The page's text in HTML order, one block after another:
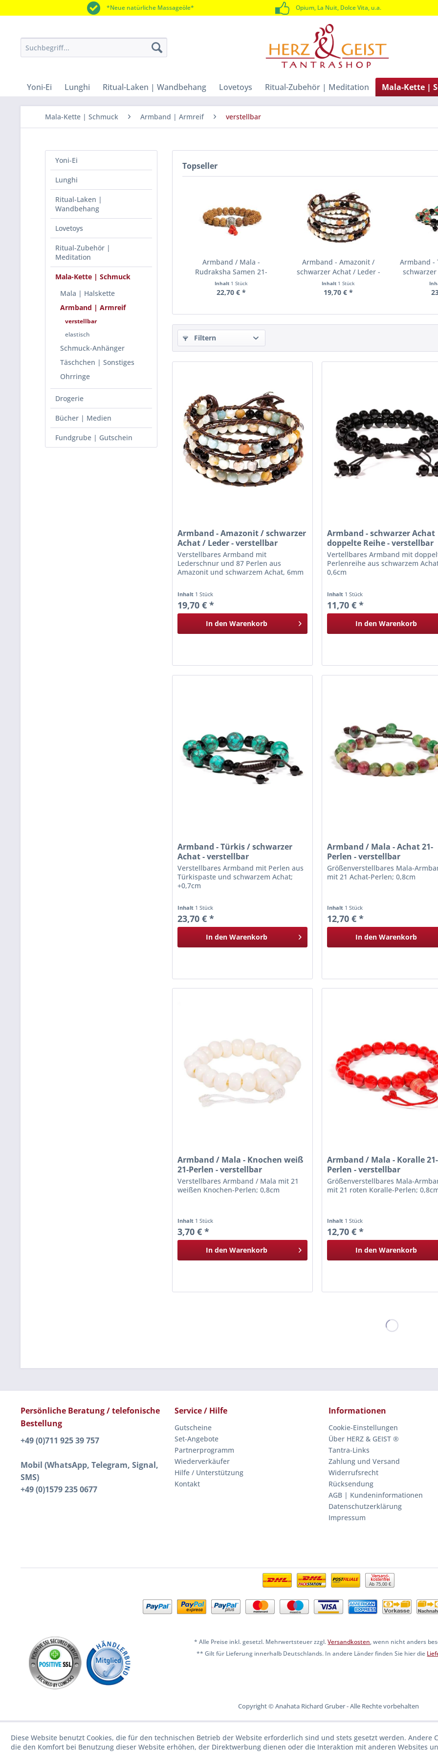
*Neue natürliche Massageöle* Opium, La Nuit, Dolce Vita, u.a.
Yoni-Ei Lunghi Ritual-Laken | Wandbehang Lovetoys Ritual-Zubehör | Meditation Mala-Kette |
Mala-Kette | Schmuck Armband | Armreif verstellbar
Yoni-Ei
Lunghi
Ritual-Laken |
Wandbehang
Lovetoys
Ritual-Zubehör |
Meditation
Mala-Kette | Schmuck
Mala | Halskette
Armband | Armreif
verstellbar
elastisch
Schmuck-Anhänger
Täschchen | Sonstiges
Ohrringe
Drogerie
Bücher | Medien
Fundgrube | Gutschein
Topseller
Armband / Mala -
Rudraksha Samen 21-
Perlen mit OMPMH -
verstellbar
Inhalt 1 Stück
22,70 € *
Armband - Amazonit /
schwarzer Achat / Leder -
verstellbar
Inhalt 1 Stück
19,70 € *
Armband -
Filtern
Armband - Amazonit / schwarzer
Achat / Leder - verstellbar
Verstellbares Armband mit
Lederschnur und 87 Perlen aus
Amazonit und schwarzem Achat, 6mm
Inhalt 1 Stück
19,70 € *
In den Warenkorb
Armband - schwarzer Achat
doppelte Reihe - verstellbar
Vertellbares Armband mit
Perlenreihe aus schwarzem
0,6cm
Inhalt 1 Stück
11,70 € *
In den Warenkorb
Armband - Türkis / schwarzer
Achat - verstellbar
Verstellbares Armband mit Perlen aus
Türkispaste und schwarzem Achat;
+0,7cm
Inhalt 1 Stück
23,70 € *
In den Warenkorb
Armband / Mala - Achat 21-
Perlen - verstellbar
Größenverstellbares Mala-
mit 21 Achat-Perlen; 0,8cm
Inhalt 1 Stück
12,70 € *
In den Warenkorb
Armband / Mala - Knochen weiß
21-Perlen - verstellbar
Verstellbares Armband / Mala mit 21
weißen Knochen-Perlen; 0,8cm
Inhalt 1 Stück
3,70 € *
In den Warenkorb
Armband / Mala - Koralle 21-
Perlen - verstellbar
Größenverstellbares Mala-
mit 21 roten Koralle-Perlen;
Inhalt 1 Stück
12,70 € *
In den Warenkorb
Persönliche Beratung / telefonische
Bestellung
+49 (0)711 925 39 757
Mobil (WhatsApp, Telegram, Signal,
SMS)
+49 (0)1579 235 0677
Service / Hilfe
Gutscheine
Set-Angebote
Partnerprogramm
Wiederverkäufer
Hilfe / Unterstützung
Kontakt
Informationen
Cookie-Einstellungen
Über HERZ & GEIST ®
Tantra-Links
Zahlung und Versand
Widerrufsrecht
Rücksendung
AGB | Kundeninformationen
Datenschutzerklärung
Impressum
Ab 75,00 €
* Alle Preise inkl. gesetzl. Mehrwertsteuer zzgl.Versandkosten, wenn nicht anders
** Gilt für Lieferung innerhalb Deutschlands. In andere Länder finden Sie hier die
Copyright © Anahata Richard Gruber - Alle Rechte vorbehalten
Diese Website benutzt Cookies, die für den technischen Betrieb der Website erforderlich sind und stets gesetzt werden. Andere
die den Komfort bei Benutzung dieser Website erhöhen, der Direktwerbung dienen oder die Interaktion mit anderen Websites